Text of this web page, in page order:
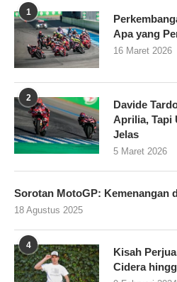
1
Apa yang
16 Maret 2026
2
Davide
Aprilia, Tapi
Jelas
5 Maret 2026
Sorotan MotoGP: Kemenangan
18 Agustus 2025
4
Kisah
Cidera